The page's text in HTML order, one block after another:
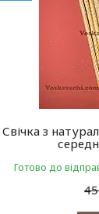
Свічка з
Готово до